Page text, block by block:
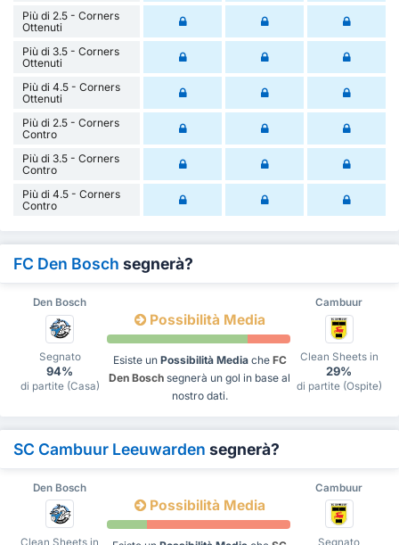
Più di 2.5 - Corners
Ottenuti
Più di 3.5 - Corners
Ottenuti
Più di 4.5 - Corners
Ottenuti
Più di 2.5 - Corners
Contro
Più di 3.5 - Corners
Contro
Più di 4.5 - Corners
Contro
FC Den Bosch segnerà?
Den Bosch Cambuur
Segnato
94%
di partite (Casa)
Possibilità Media
Esiste un Possibilità Mediache FC
Den Bosch segnerà un gol in base al
nostro dati.
Clean Sheets in
29%
di partite (Ospite)
SC Cambuur Leeuwarden segnerà?
Den Bosch Cambuur
Clean Sheets in
Possibilità Media
Segnato